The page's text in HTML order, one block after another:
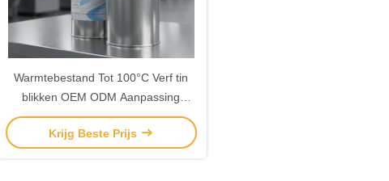
Warmtebestand Tot 100°C Verf tin
blikken OEM ODM Aanpassing
Metalen containers Ideaal voor
industriële verf
Krijg Beste Prijs